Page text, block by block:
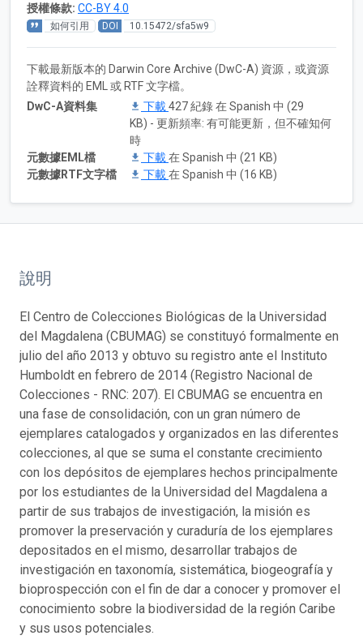
授權條款: CC-BY 4.0
如何引用 DOI 10.15472/sfa5w9
下載最新版本的 Darwin Core Archive (DwC-A) 資源，或資源
詮釋資料的 EML 或 RTF 文字檔。
DwC-A資料集
下載427 紀錄 在 Spanish 中 (29
KB) - 更新頻率: 有可能更新，但不確知何
時
元數據EML檔
下載在 Spanish 中 (21 KB)
元數據RTF文字檔
下載在 Spanish 中 (16 KB)
說明
El Centro de Colecciones Biológicas de la Universidad
del Magdalena (CBUMAG) se constituyó formalmente en
julio del año 2013 y obtuvo su registro ante el Instituto
Humboldt en febrero de 2014 (Registro Nacional de
Colecciones - RNC: 207). El CBUMAG se encuentra en
una fase de consolidación, con un gran número de
ejemplares catalogados y organizados en las diferentes
colecciones, al que se suma el constante crecimiento
con los depósitos de ejemplares hechos principalmente
por los estudiantes de la Universidad del Magdalena a
partir de sus trabajos de investigación, la misión es
promover la preservación y curaduría de los ejemplares
depositados en el mismo, desarrollar trabajos de
investigación en taxonomía, sistemática, biogeografía y
bioprospección con el fin de dar a conocer y promover el
conocimiento sobre la biodiversidad de la región Caribe
y sus usos potenciales.